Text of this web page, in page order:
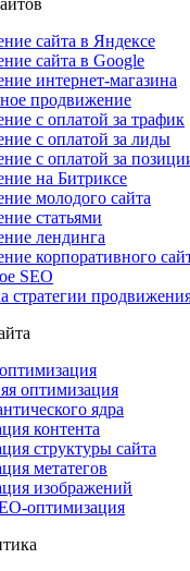
сайта в Яндексе
сайта в Google
интернет-магазина
продвижение
с оплатой за трафик
с оплатой за лиды
с оплатой за
на Битриксе
молодого сайта
статьями
лендинга
корпоративного
SEO
стратегии
оптимизация
ядра
контента
структуры сайта
метатегов
изображений
оптимизация